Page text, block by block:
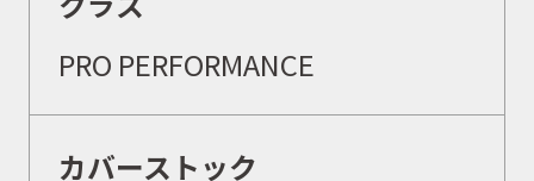
PRO PERFORMANCE
カバーストック